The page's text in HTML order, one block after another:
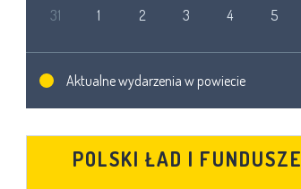
31 1 2 3 4 5
Aktualne wydarzenia w powiecie
POLSKI ŁAD I FUNDUSZE